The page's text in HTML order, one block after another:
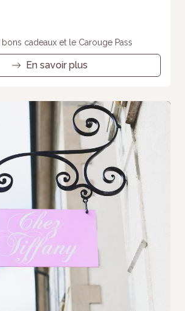
cadeaux et le Carouge Pass
En savoir plus